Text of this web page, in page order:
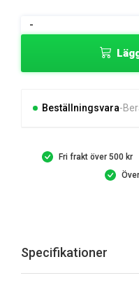
-
COVER
Beställningsvara
Fri frakt över 500 kr
Specifikationer